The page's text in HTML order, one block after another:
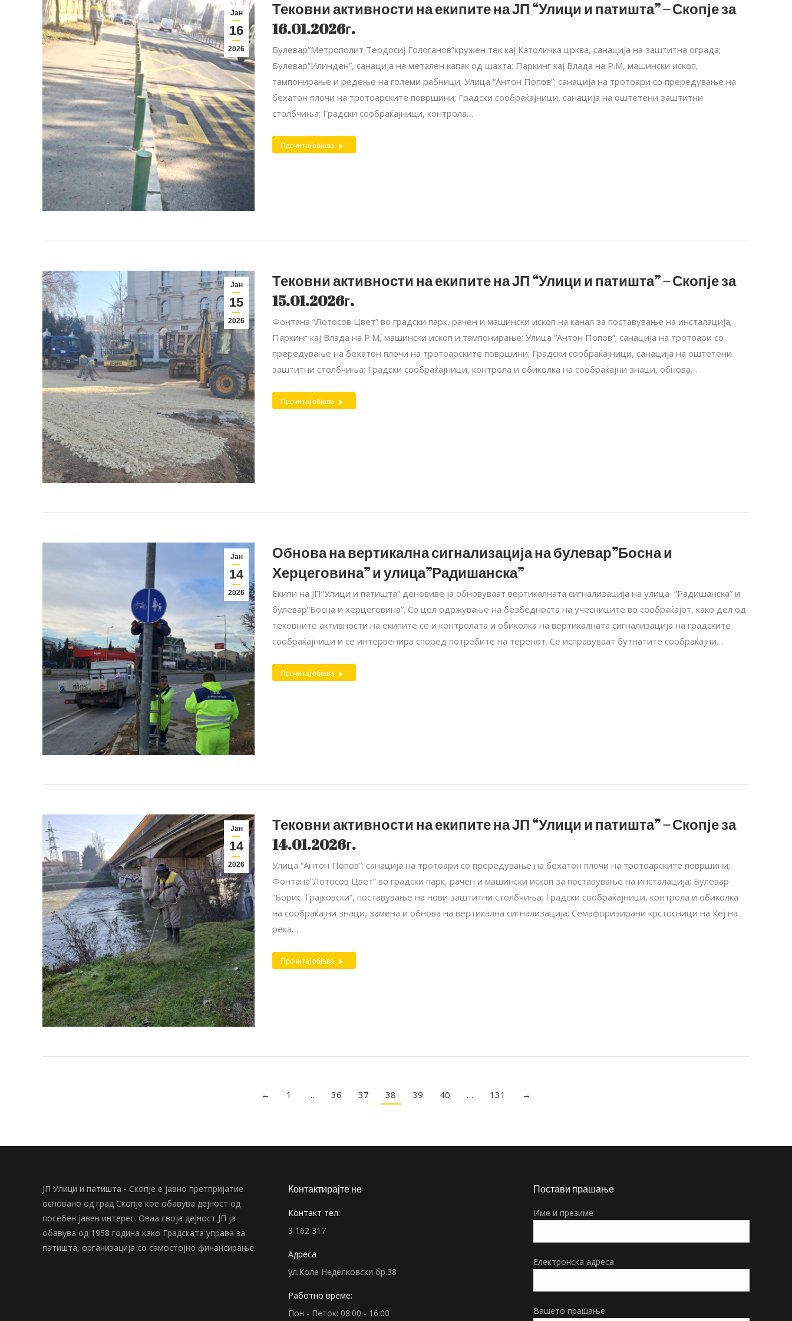
Јан
16
2026
Тековни активности на екипите на ЈП “Улици и патишта” – Скопје за
16.01.2026г.
Булевар”Метрополит Теодосиј Гологанов”кружен тек кај Католичка црква, санација на заштитна ограда;
Булевар”Илинден”, санација на метален капак од шахта; Паркинг кај Влада на Р.М, машински ископ,
тампонирање и редење на големи рабници; Улица “Антон Попов”; санација на тротоари со прередување на
бехатон плочи на тротоарските површини; Градски сообраќајници, санација на оштетени заштитни
столбчиња; Градски сообраќајници, контрола…
Прочитај објава
Јан
15
2026
Тековни активности на екипите на ЈП “Улици и патишта” – Скопје за
15.01.2026г.
Фонтана “Лотосов Цвет” во градски парк, рачен и машински ископ на канал за поставување на инсталација;
Паркинг кај Влада на Р.М, машински ископ и тампонирање; Улица “Антон Попов”; санација на тротоари со
прередување на бехатон плочи на тротоарските површини; Градски сообраќајници, санација на оштетени
заштитни столбчиња; Градски сообраќајници, контрола и обиколка на сообраќајни знаци, обнова…
Прочитај објава
Јан
14
2026
Обнова на вертикална сигнализација на булевар”Босна и
Херцеговина” и улица”Радишанска”
Екипи на ЈП”Улици и патишта” деновиве ја обновуваат вертикалната сигнализација на улица “Радишанска” и
булевар”Босна и херцеговина”. Со цел одржување на безбедноста на учесниците во сообраќајот, како дел од
тековните активности на екипите се и контролата и обиколка на вертикалната сигнализација на градските
сообраќајници и се интервенира според потребите на теренот. Се исправуваат бутнатите сообраќајни…
Прочитај објава
Јан
14
2026
Тековни активности на екипите на ЈП “Улици и патишта” – Скопје за
14.01.2026г.
Улица “Антон Попов”; санација на тротоари со прередување на бехатон плочи на тротоарските површини;
Фонтана”Лотосов Цвет” во градски парк, рачен и машински ископ за поставување на инсталација; Булевар
“Борис Трајковски”, поставување на нови заштитни столбчиња; Градски сообраќајници, контрола и обиколка
на сообраќајни знаци, замена и обнова на вертикална сигнализација; Семафоризирани крстосници на Кеј на
река…
Прочитај објава
← 1 … 36 37 38 39 40 … 131 →
ЈП Улици и патишта - Скопје е јавно претпријатие
основано од град Скопје кое обавува дејност од
посебен јавен интерес. Оваа своја дејност ЈП ја
обавува од 1958 година како Градската управа за
патишта, организација со самостојно финансирање.
Контактирајте не
Контакт тел:
3 162 317
Адреса
ул.Коле Неделковски бр.38
Работно време:
Пон - Петок: 08:00 - 16:00
Постави прашање
Име и презиме
Електронска адреса
Вашето прашање